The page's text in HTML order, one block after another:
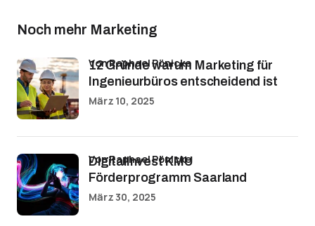
Noch mehr Marketing
12 Gründe warum Marketing für
Ingenieurbüros entscheidend ist
von Raphael Pönicke
März 10, 2025
DigitalInvest KMU
Förderprogramm Saarland
von Raphael Pönicke
März 30, 2025